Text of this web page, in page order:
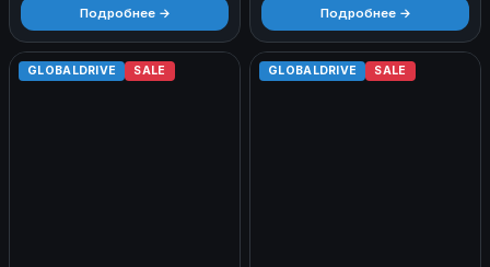
Подробнее → Подробнее →
GLOBALDRIVE SALE GLOBALDRIVE SALE